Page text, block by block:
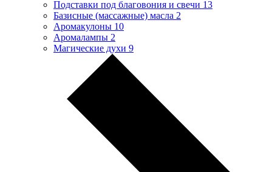
Подставки под благовония и свечи 13
Базисные (массажные) масла 2
Аромакулоны 10
Аромалампы 2
Магические духи 9